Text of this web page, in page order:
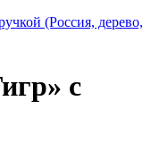
(Россия, дерево,
с